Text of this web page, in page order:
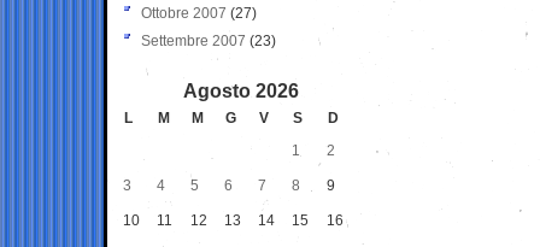
Ottobre 2007 (27)
Settembre 2007 (23)
Agosto 2026
L M M G V S
D
1
2
3 4 5 6 7 8 9
10 11 12 13 14 15 16